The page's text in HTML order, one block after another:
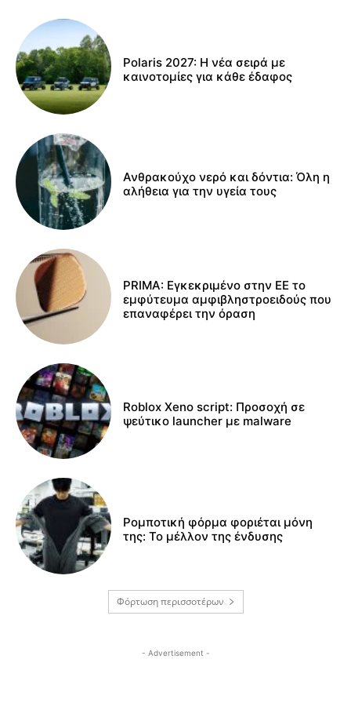
Polaris 2027: Η νέα σειρά με
καινοτομίες για κάθε έδαφος
Ανθρακούχο νερό και δόντια: Όλη η
αλήθεια για την υγεία τους
PRIMA: Εγκεκριμένο στην ΕΕ το
εμφύτευμα αμφιβληστροειδούς που
επαναφέρει την όραση
Roblox Xeno script: Προσοχή σε
ψεύτικο launcher με malware
Ρομποτική φόρμα φοριέται μόνη
της: Το μέλλον της ένδυσης
Φόρτωση περισσοτέρων
- Advertisement -